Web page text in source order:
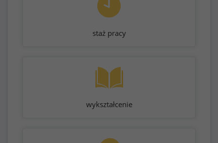
staż pracy
wykształcenie